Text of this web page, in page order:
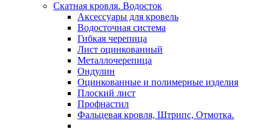
Скатная кровля. Водосток
Аксессуары для кровель
Водосточная система
Гибкая черепица
Лист оцинкованный
Металлочерепица
Ондулин
Оцинкованные и полимерные изделия
Плоский лист
Профнастил
Фальцевая кровля, Штрипс, Отмотка.